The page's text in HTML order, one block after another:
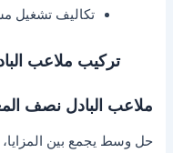
تكاليف تشغيل
تركيب ملاعب البادل
ملاعب البادل نصف
حل وسط يجمع بين